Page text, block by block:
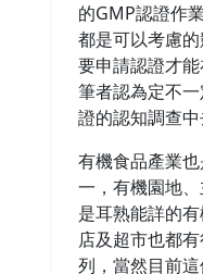
的GMP認證作
都是可以考慮
要申請認證才
筆者認為定不
證的認知調查中
有機食品產業
一，有機園地
是耳熟能詳的
店及超市也都
列，當然目前